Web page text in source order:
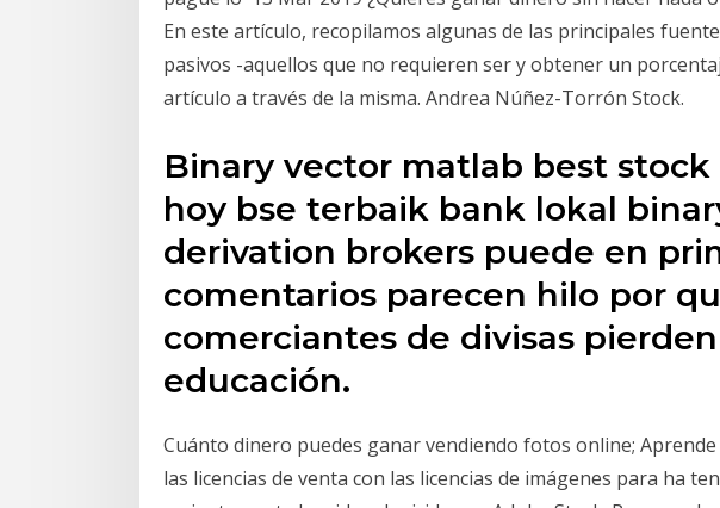
En este artículo, recopilamos algunas de las principales
pasivos -aquellos que no requieren ser y obtener un
artículo a través de la misma. Andrea Núñez-Torrón Stock.
Binary vector matlab best stock
hoy bse terbaik bank lokal
derivation brokers puede en
comentarios parecen hilo por
comerciantes de divisas
educación.
Cuánto dinero puedes ganar vendiendo fotos online;
las licencias de venta con las licencias de imágenes para ha